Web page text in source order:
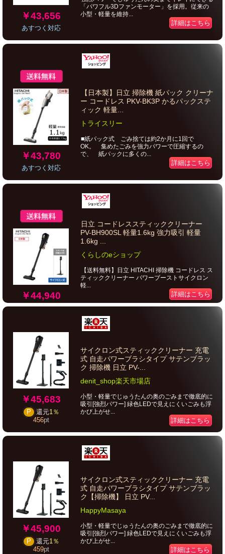
￥43,656
あすつく対応
「パワフル3Dファンモーター」を採用。従来の
小型・軽量を維持...
詳細はこちら
￥43,780
あすつく対応
【日本製】日立 掃除機 紙パック クリーナ
ー コードレス PKV-BK3P かるパックステ
ィック 軽量...
トライスリー
■紙パック式 ごみ捨ては約2か月に1回で
OK。 集めたごみを強力パワーで圧縮するの
で、 紙パックに多くの...
詳細はこちら
￥44,940
日立 コードレススティッククリーナー
PV-BH900SL 軽量1.6kg 強力吸引 軽量
1.6kg ...
くらしのeショップ
【送料無料】日立 HITACHI 掃除機 コードレス ス
ティッククリーナー パワーブーストサイクロン
軽...
詳細はこちら
￥45,683
P 還元1％
456pt
サイクロン式スティッククリーナー 充電
式 自走パワーブラシタイプ サテンブラッ
ク 掃除機 日立 PV-...
denit_shop楽天市場店
小型・軽量でじゅうたんの奥のごみまで徹底的に
吸引[強烈パワー] 緑色LEDで見えにくいごみも浮
かび上がせ...
詳細はこちら
￥45,900
P 還元1％
459pt
サイクロン式スティッククリーナー 充電
式 自走パワーブラシタイプ サテンブラッ
ク【掃除機】 日立 PV...
HappyMasaya
小型・軽量でじゅうたんの奥のごみまで徹底的に
吸引[強烈パワー] 緑色LEDで見えにくいごみも浮
かび上がせ...
詳細はこちら